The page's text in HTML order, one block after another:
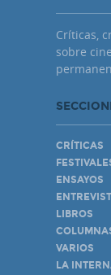
Críticas,
sobre
CRÍTICAS
ENSAYOS
LIBROS
VARIOS
LA